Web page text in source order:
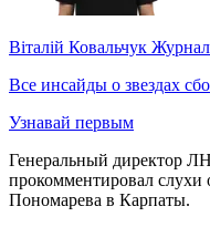
Віталій Ковальчук
Все инсайды о звездах
Узнавай первым
Генеральный директор
прокомментировал
Пономарева в Карпаты.